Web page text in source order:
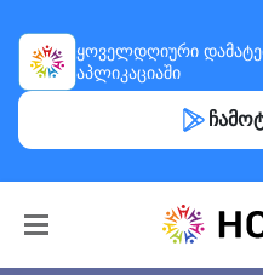
ყოველდღიური
აპლიკაციაში